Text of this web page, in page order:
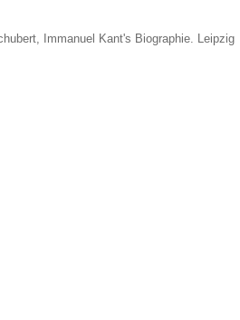
Immanuel Kant's Biographie. Leipzig